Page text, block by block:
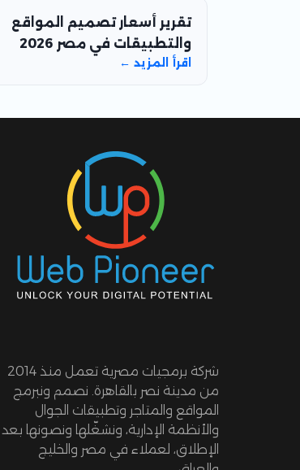
تقرير أسعار تصميم المواقع
والتطبيقات في مصر 2026
اقرأ المزيد ←
شركة برمجيات مصرية تعمل منذ 2014
من مدينة نصر بالقاهرة. نصمم ونبرمج
المواقع والمتاجر وتطبيقات الجوال
والأنظمة الإدارية، ونشغّلها ونصونها بعد
الإطلاق، لعملاء في مصر والخليج